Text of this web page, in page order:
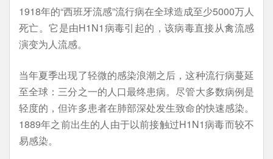
1918年的“西班牙流感”流行病在全球造成至少5000万人
死亡。它是由H1N1病毒引起的，该病毒直接从禽流感
演变为人流感。
当年夏季出现了轻微的感染浪潮之后，这种流行病蔓延
至全球：三分之一的人口最终患病。尽管大多数病例是
轻度的，但许多患者在肺部深处发生致命的快速感染。
1889年之前出生的人由于以前接触过H1N1病毒而较不
易感染。